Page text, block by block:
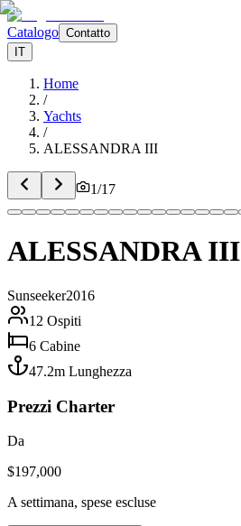
Catalogo Contatto
IT
Home
/
Yachts
/
ALESSANDRA III
1/17
ALESSANDRA III
Sunseeker2016
12 Ospiti
6 Cabine
47.2m Lunghezza
Prezzi Charter
Da
$197,000
A settimana, spese escluse